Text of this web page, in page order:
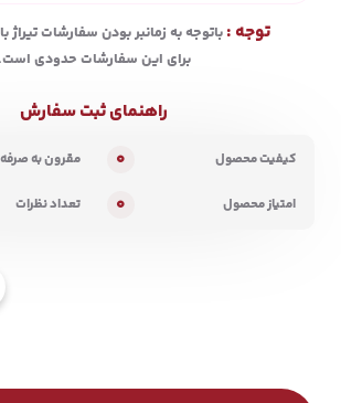
توجه :باتوجه به زمانبر بودن سفارشات تیراژ
برای این سفارشات حدودی است.
راهنمای ثبت سفارش
کیفیت محصول 0 مقرون به صرفه
امتیاز محصول 0 تعداد نظرات